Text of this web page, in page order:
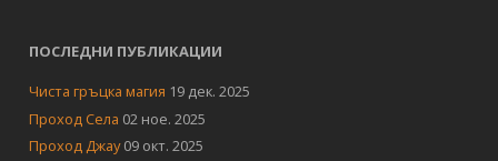
ПОСЛЕДНИ ПУБЛИКАЦИИ
Чиста гръцка магия 19 дек. 2025
Проход Села 02 ное. 2025
Проход Джау 09 окт. 2025